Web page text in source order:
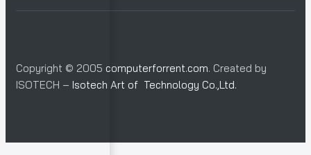
Copyright © 2005 computerforrent.com. Created by
ISOTECH – Isotech Art of Technology Co.,Ltd.